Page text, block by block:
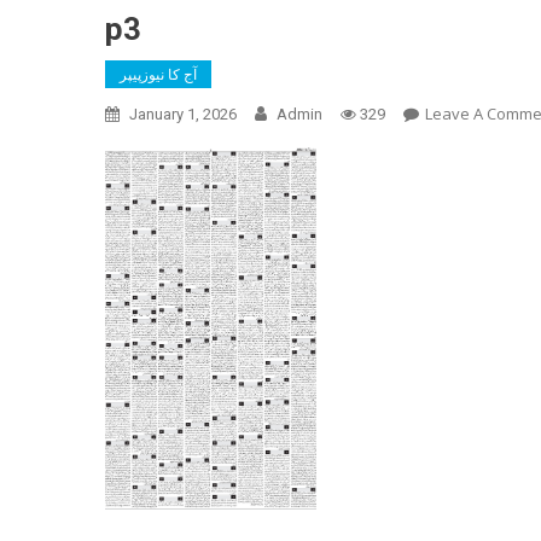
p3
آج کا نیوزپیپر
January 1, 2026 Admin 329 Leave A